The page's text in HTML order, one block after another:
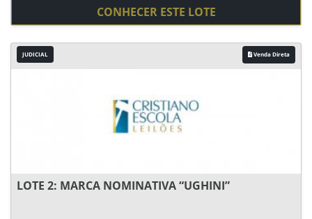
CONHECER ESTE LOTE
JUDICIAL Venda Direta
LOTE 2: MARCA NOMINATIVA “UGHINI”